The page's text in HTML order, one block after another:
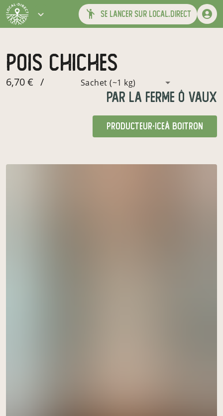
se lancer sur local.direct
Pois Chiches
6,70 € / Sachet (~1 kg)
par La Ferme Ô Vaux
producteur·iceà Boitron